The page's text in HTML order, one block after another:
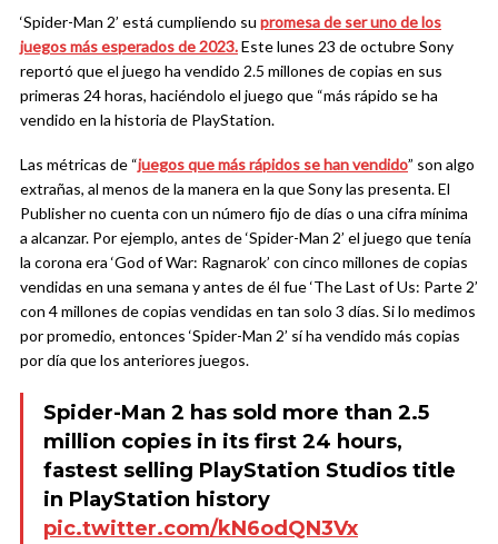
‘Spider-Man 2’ está cumpliendo su promesa de ser uno de los
juegos más esperados de 2023.Este lunes 23 de octubre Sony
reportó que el juego ha vendido 2.5 millones de copias en sus
primeras 24 horas, haciéndolo el juego que “más rápido se ha
vendido en la historia de PlayStation.
Las métricas de “juegos que más rápidos se han vendido” son algo
extrañas, al menos de la manera en la que Sony las presenta. El
Publisher no cuenta con un número fijo de días o una cifra mínima
a alcanzar. Por ejemplo, antes de ‘Spider-Man 2’ el juego que tenía
la corona era ‘God of War: Ragnarok’ con cinco millones de copias
vendidas en una semana y antes de él fue ‘The Last of Us: Parte 2’
con 4 millones de copias vendidas en tan solo 3 días. Si lo medimos
por promedio, entonces ‘Spider-Man 2’ sí ha vendido más copias
por día que los anteriores juegos.
Spider-Man 2 has sold more than 2.5
million copies in its first 24 hours,
fastest selling PlayStation Studios title
in PlayStation history
pic.twitter.com/kN6odQN3Vx